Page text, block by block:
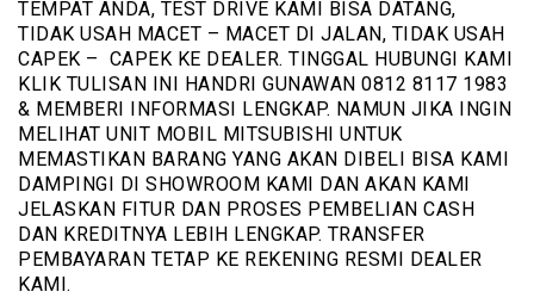
TEMPAT ANDA, TEST DRIVE KAMI BISA DATANG,
TIDAK USAH MACET – MACET DI JALAN, TIDAK USAH
CAPEK – CAPEK KE DEALER. TINGGAL HUBUNGI KAMI
KLIK TULISAN INI HANDRI GUNAWAN 0812 8117 1983
& MEMBERI INFORMASI LENGKAP. NAMUN JIKA INGIN
MELIHAT UNIT MOBIL MITSUBISHI UNTUK
MEMASTIKAN BARANG YANG AKAN DIBELI BISA KAMI
DAMPINGI DI SHOWROOM KAMI DAN AKAN KAMI
JELASKAN FITUR DAN PROSES PEMBELIAN CASH
DAN KREDITNYA LEBIH LENGKAP. TRANSFER
PEMBAYARAN TETAP KE REKENING RESMI DEALER
KAMI.